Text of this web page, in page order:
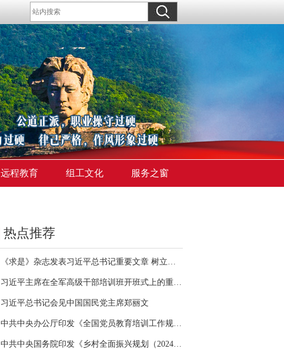
远程教育 组工文化 服务之窗
热点推荐
《求是》杂志发表习近平总书记重要文章 树立和践行正确政绩观
习近平主席在全军高级干部培训班开班式上的重要讲话引领全军开展思想整风、深化政治整训
习近平总书记会见中国国民党主席郑丽文
中共中央办公厅印发《全国党员教育培训工作规划（2024－2028年）》
中共中央国务院印发《乡村全面振兴规划（2024—2027年）》